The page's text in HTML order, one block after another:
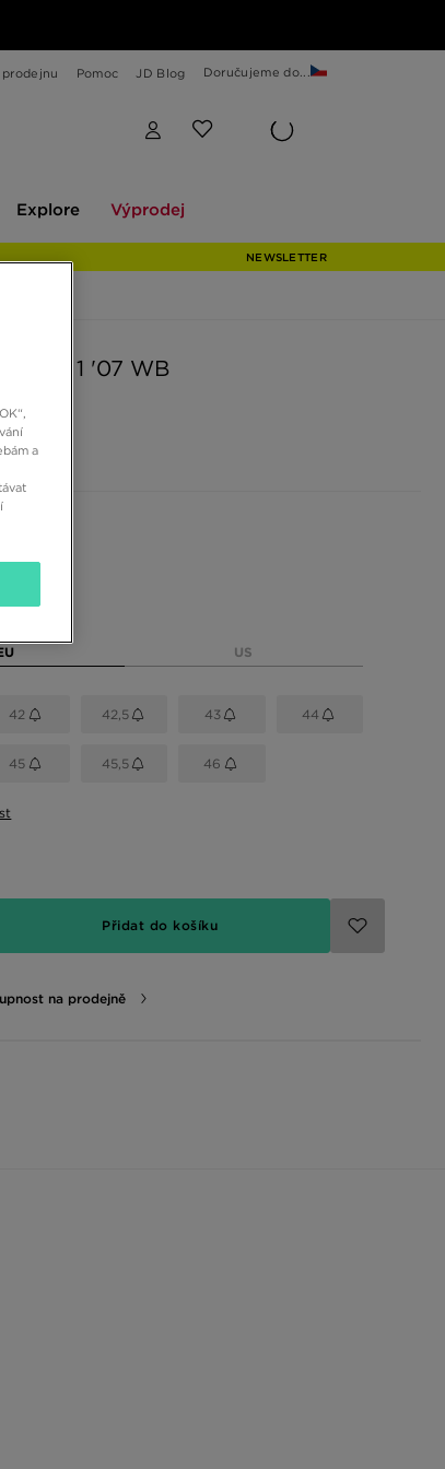
Pomoc JD Blog Doručujeme do...
Explore Výprodej
NEWSLETTER
1 '07 WB
US
42 42,5 43 44
45 45,5 46
Přidat do košíku
na prodejně
a